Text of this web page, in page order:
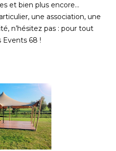
et bien plus encore…
une association, une
n’hésitez pas : pour tout
Events 68 !